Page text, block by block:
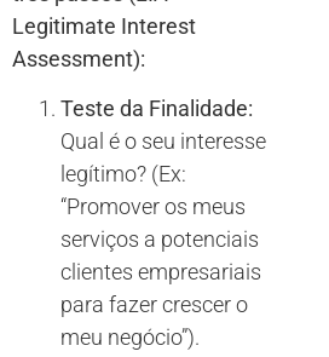
Legitimate Interest
Assessment):
Teste da Finalidade:
Qual é o seu interesse
legítimo? (Ex:
“Promover os meus
serviços a potenciais
clientes empresariais
para fazer crescer o
meu negócio”).